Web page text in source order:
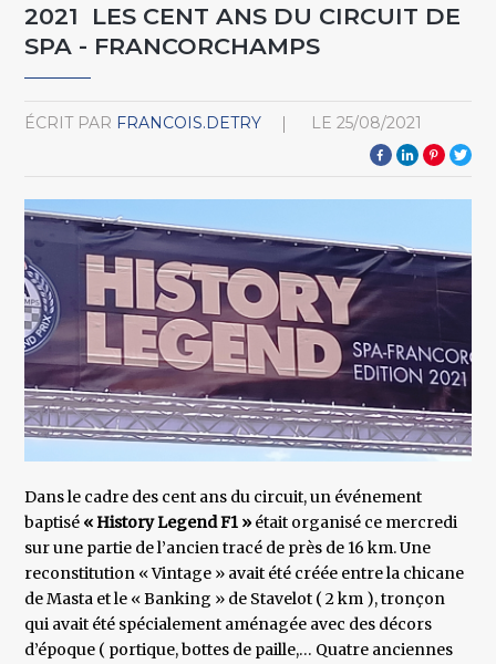
2021 LES CENT ANS DU CIRCUIT DE
SPA - FRANCORCHAMPS
ÉCRIT PAR FRANCOIS.DETRY LE 25/08/2021
Dans le cadre des cent ans du circuit, un événement
baptisé « History Legend F1 » était organisé ce mercredi
sur une partie de l’ancien tracé de près de 16 km. Une
reconstitution « Vintage » avait été créée entre la chicane
de Masta et le « Banking » de Stavelot ( 2 km ), tronçon
qui avait été spécialement aménagée avec des décors
d’époque ( portique, bottes de paille,… Quatre anciennes